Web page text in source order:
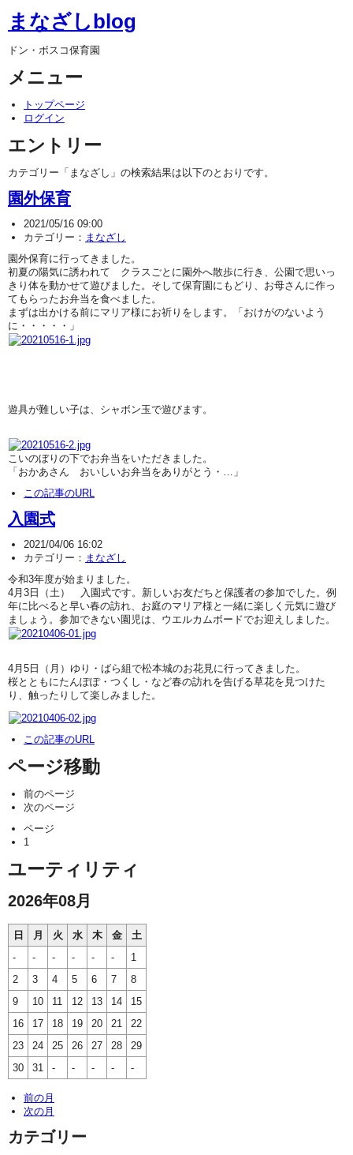
まなざしblog
ドン・ボスコ保育園
メニュー
トップページ
ログイン
エントリー
カテゴリー「まなざし」の検索結果は以下のとおりです。
園外保育
2021/05/16 09:00
カテゴリー： まなざし
園外保育に行ってきました。
初夏の陽気に誘われて クラスごとに園外へ散歩に行き、公園で思いっ
きり体を動かせて遊びました。そして保育園にもどり、お母さんに作っ
てもらったお弁当を食べました。
まずは出かける前にマリア様にお祈りをします。「おけがのないよう
に・・・・・」
遊具が難しい子は、シャボン玉で遊びます。
こいのぼりの下でお弁当をいただきました。
「おかあさん おいしいお弁当をありがとう・…」
この記事のURL
入園式
2021/04/06 16:02
カテゴリー： まなざし
令和3年度が始まりました。
4月3日（土） 入園式です。新しいお友だちと保護者の参加でした。例
年に比べると早い春の訪れ、お庭のマリア様と一緒に楽しく元気に遊び
ましょう。参加できない園児は、ウエルカムボードでお迎えしました。
4月5日（月）ゆり・ばら組で松本城のお花見に行ってきました。
桜とともにたんぽぽ・つくし・など春の訪れを告げる草花を見つけた
り、触ったりして楽しみました。
この記事のURL
ページ移動
前のページ
次のページ
ページ
1
ユーティリティ
2026年08月
日 月 火 水 木 金
土
-
- - - - -
1
2
3 4 5 6 7
8
9
10 11 12 13 14
15
16
17 18 19 20 21
22
23
24 25 26 27 28
29
30
31 - - - - -
前の月
次の月
カテゴリー